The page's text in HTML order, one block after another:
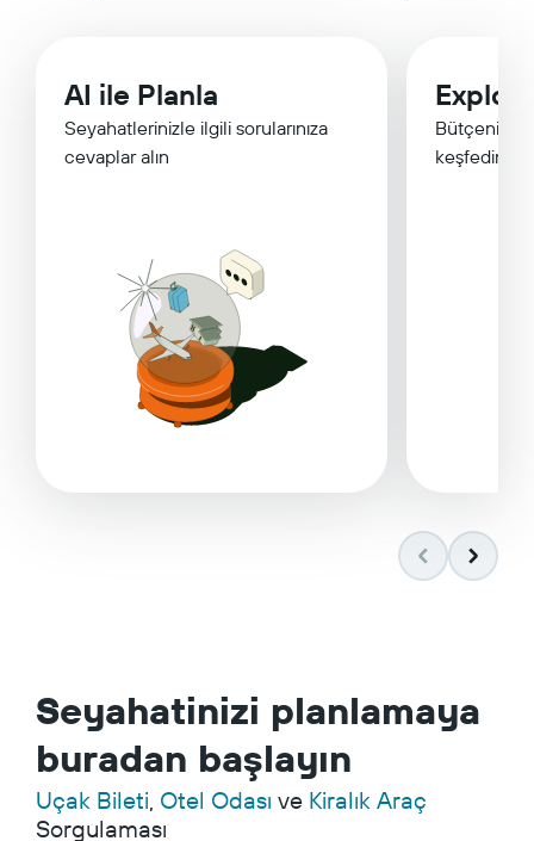
AI ile Planla
Seyahatlerinizle ilgili sorularınıza
cevaplar alın
Explore
Bütçenize
keşfedin
Seyahatinizi planlamaya
buradan başlayın
Uçak Bileti, Otel Odası ve Kiralık Araç
Sorgulaması